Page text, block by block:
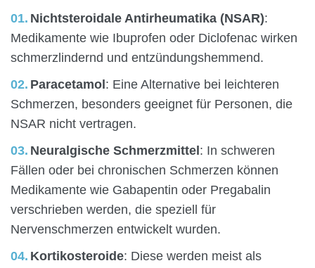
Nichtsteroidale Antirheumatika (NSAR):
Medikamente wie Ibuprofen oder Diclofenac wirken
schmerzlindernd und entzündungshemmend.
Paracetamol : Eine Alternative bei leichteren
Schmerzen, besonders geeignet für Personen, die
NSAR nicht vertragen.
Neuralgische Schmerzmittel : In schweren
Fällen oder bei chronischen Schmerzen können
Medikamente wie Gabapentin oder Pregabalin
verschrieben werden, die speziell für
Nervenschmerzen entwickelt wurden.
Kortikosteroide: Diese werden meist als